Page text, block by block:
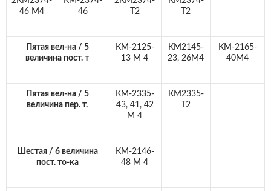
46 М4
46
Т2
Т2
Пятая вел-на / 5
величина пост. т
КМ-2125-
13 М 4
КМ2145-
23, 26М4
КМ-2165-
40М4
Пятая вел-на / 5
величина пер. т.
КМ-2335-
43, 41, 42
М 4
КМ2335-
Т2
Шестая / 6 величина
пост. то-ка
КМ-2146-
48 М 4